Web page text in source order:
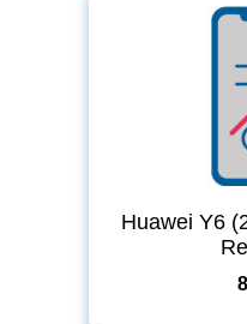
Huawei Y6